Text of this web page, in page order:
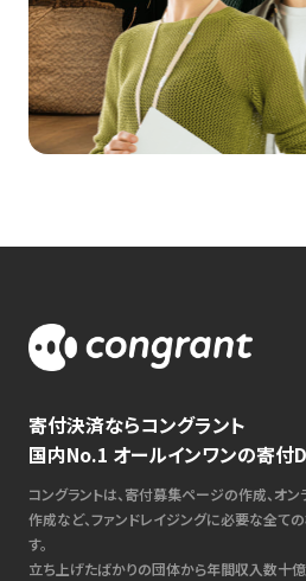
寄付決済ならコングラント
国内No.1 オールインワンの寄付
コングラントは、寄付募集ページの作成、オ
作成など、ファンドレイジングに必要な全て
す。
立ち上げたばかりの団体から年間収入数十